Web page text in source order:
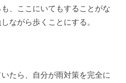
、ここにいてもすることがな
ながら歩くことにする。
たら、自分が雨対策を完全に